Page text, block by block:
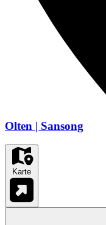
Olten | Sansong
Karte